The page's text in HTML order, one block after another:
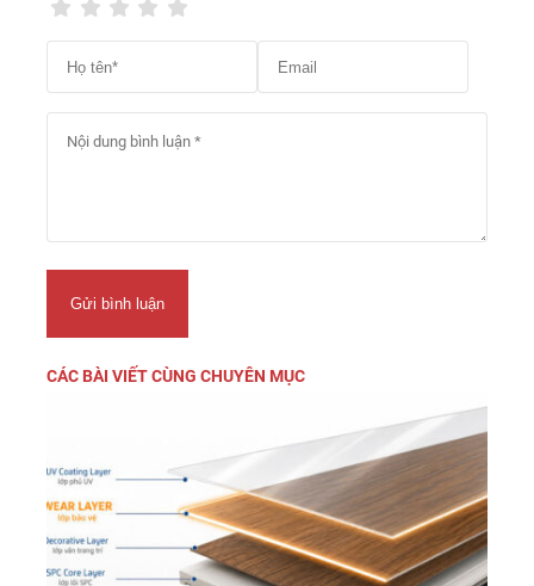
Gửi bình luận
CÁC BÀI VIẾT CÙNG CHUYÊN MỤC